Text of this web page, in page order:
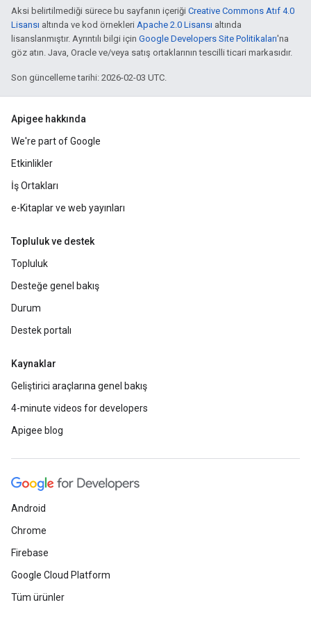
Aksi belirtilmediği sürece bu sayfanın içeriği Creative Commons Atıf 4.0
Lisansı altında ve kod örnekleri Apache 2.0 Lisansı altında
lisanslanmıştır. Ayrıntılı bilgi için Google Developers Site Politikaları'na
göz atın. Java, Oracle ve/veya satış ortaklarının tescilli ticari markasıdır.
Son güncelleme tarihi: 2026-02-03 UTC.
Apigee hakkında
We're part of Google
Etkinlikler
İş Ortakları
e-Kitaplar ve web yayınları
Topluluk ve destek
Topluluk
Desteğe genel bakış
Durum
Destek portalı
Kaynaklar
Geliştirici araçlarına genel bakış
4-minute videos for developers
Apigee blog
Android
Chrome
Firebase
Google Cloud Platform
Tüm ürünler